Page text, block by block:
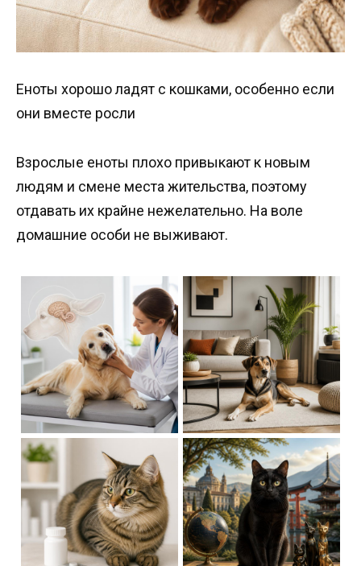
Еноты хорошо ладят с кошками, особенно если
они вместе росли
Взрослые еноты плохо привыкают к новым
людям и смене места жительства, поэтому
отдавать их крайне нежелательно. На воле
домашние особи не выживают.